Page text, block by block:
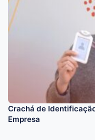
Crachá de
Empresa